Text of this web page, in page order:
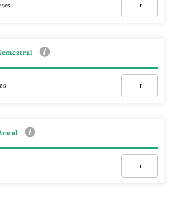
Ir
Ir
Ir